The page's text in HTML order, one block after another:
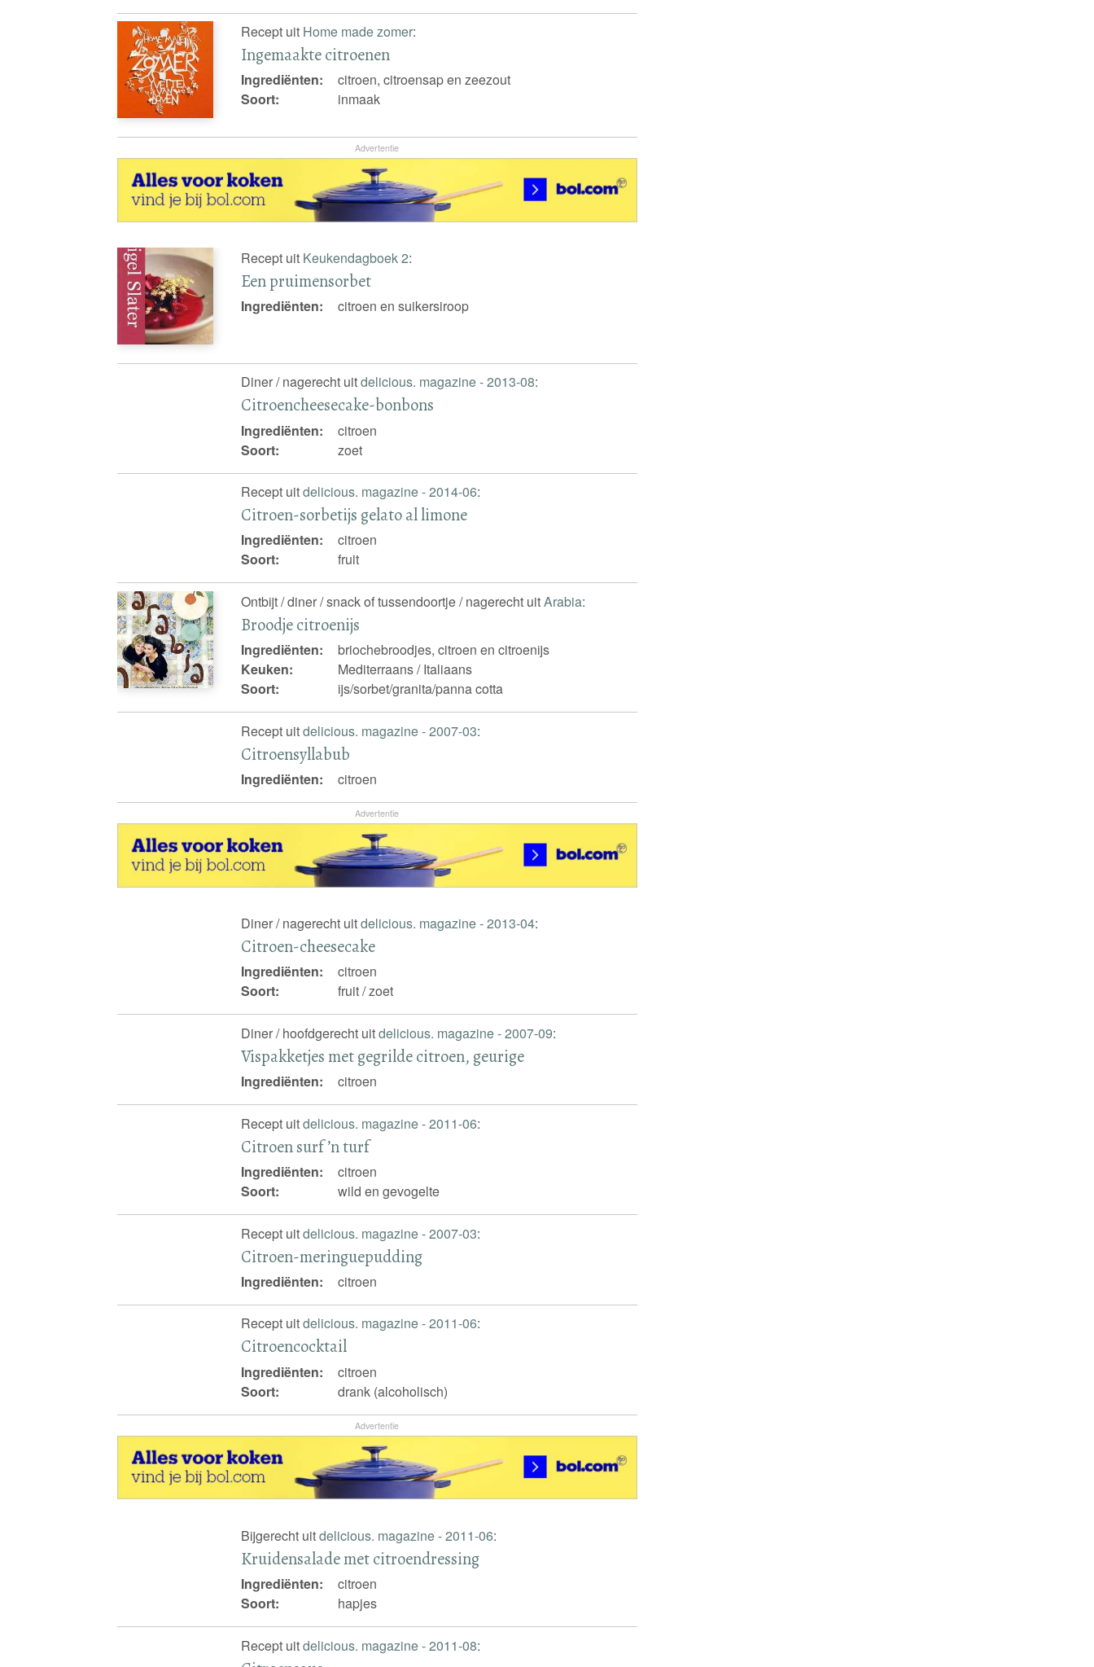
Recept uit Home made zomer:
Ingemaakte citroenen
Ingrediënten:
citroen, citroensap en zeezout
Soort:
inmaak
Advertentie
Recept uit Keukendagboek 2:
Een pruimensorbet
Ingrediënten: citroen en suikersiroop
Diner / nagerecht uitdelicious. magazine - 2013-08:
Citroencheesecake-bonbons
Ingrediënten:
citroen
Soort:
zoet
Recept uitdelicious. magazine - 2014-06:
Citroen-sorbetijs gelato al limone
Ingrediënten:
citroen
Soort:
fruit
Ontbijt / diner / snack of tussendoortje / nagerecht uitArabia:
Broodje citroenijs
Ingrediënten:
briochebroodjes, citroen en citroenijs
Keuken:
Mediterraans / Italiaans
Soort:
ijs/sorbet/granita/panna cotta
Recept uitdelicious. magazine - 2007-03:
Citroensyllabub
Ingrediënten: citroen
Advertentie
Diner / nagerecht uitdelicious. magazine - 2013-04:
Citroen-cheesecake
Ingrediënten:
citroen
Soort:
fruit / zoet
Diner / hoofdgerecht uitdelicious. magazine - 2007-09:
Vispakketjes met gegrilde citroen, geurige
Ingrediënten: citroen
Recept uitdelicious. magazine - 2011-06:
Citroen surf ’n turf
Ingrediënten:
citroen
Soort:
wild en gevogelte
Recept uitdelicious. magazine - 2007-03:
Citroen-meringuepudding
Ingrediënten: citroen
Recept uitdelicious. magazine - 2011-06:
Citroencocktail
Ingrediënten:
citroen
Soort:
drank (alcoholisch)
Advertentie
Bijgerecht uitdelicious. magazine - 2011-06:
Kruidensalade met citroendressing
Ingrediënten:
citroen
Soort:
hapjes
Recept uitdelicious. magazine - 2011-08: